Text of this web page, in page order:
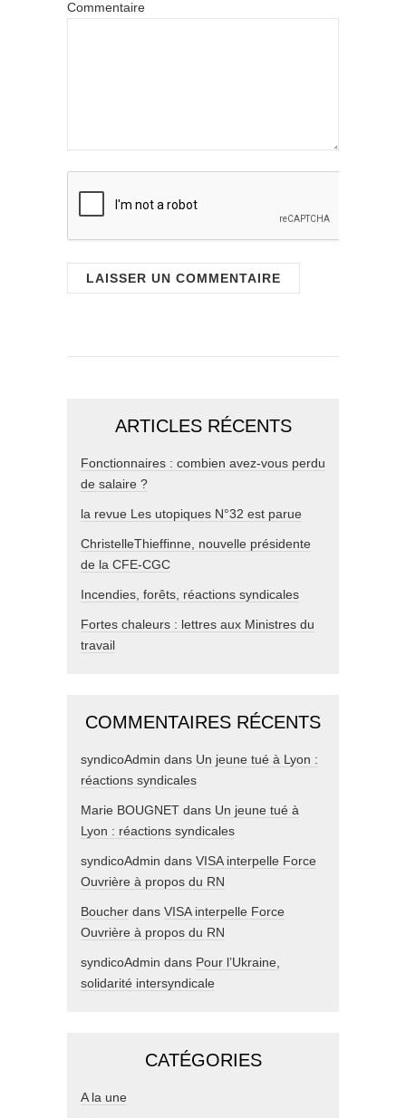
Commentaire
ARTICLES RÉCENTS
Fonctionnaires : combien avez-vous perdu
de salaire ?
la revue Les utopiques N°32 est parue
ChristelleThieffinne, nouvelle présidente
de la CFE-CGC
Incendies, forêts, réactions syndicales
Fortes chaleurs : lettres aux Ministres du
travail
COMMENTAIRES RÉCENTS
syndicoAdmin dans Un jeune tué à Lyon :
réactions syndicales
Marie BOUGNET dans Un jeune tué à
Lyon : réactions syndicales
syndicoAdmin dans VISA interpelle Force
Ouvrière à propos du RN
Boucher dans VISA interpelle Force
Ouvrière à propos du RN
syndicoAdmin dans Pour l’Ukraine,
solidarité intersyndicale
CATÉGORIES
A la une